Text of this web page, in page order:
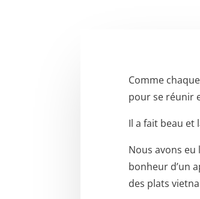
Comme
pour se réunir
Il a fait beau et
Nous avons
bonheur d’un
des plats